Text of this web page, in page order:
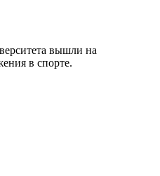
вышли на
в спорте.